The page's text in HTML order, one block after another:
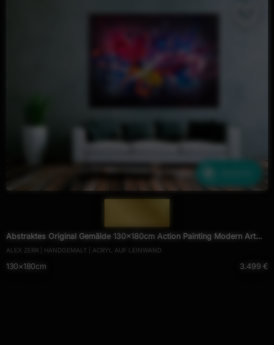
Abstraktes Original Gemälde 130x180cm Action Painting Modern Art
handgemalt Mischtechnik schwarz NEON bunt blau
ALEX ZERR | HANDGEMALT | ACRYL AUF LEINWAND
130×180cm 3.499 €